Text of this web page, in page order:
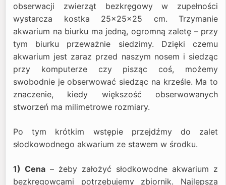
obserwacji zwierząt bezkręgowy w zupełności
wystarcza kostka 25x25x25 cm. Trzymanie
akwarium na biurku ma jedną, ogromną zaletę – przy
tym biurku przeważnie siedzimy. Dzięki czemu
akwarium jest zaraz przed naszym nosem i siedząc
przy komputerze czy pisząc coś, możemy
swobodnie je obserwować siedząc na krześle. Ma to
znaczenie, kiedy większość obserwowanych
stworzeń ma milimetrowe rozmiary.
Po tym krótkim wstępie przejdźmy do zalet
słodkowodnego akwarium ze stawem w środku.
1) Cena – żeby założyć słodkowodne akwarium z
bezkręgowcami potrzebujemy zbiornik. Najlepsza